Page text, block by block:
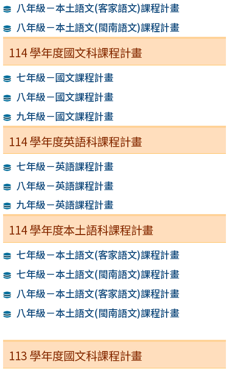
八年級－本土語文(客家語文)課程計畫
八年級－本土語文(閩南語文)課程計畫
114 學年度國文科課程計畫
七年級－國文課程計畫
八年級－國文課程計畫
九年級－國文課程計畫
114 學年度英語科課程計畫
七年級－英語課程計畫
八年級－英語課程計畫
九年級－英語課程計畫
114 學年度本土語科課程計畫
七年級－本土語文(客家語文)課程計畫
七年級－本土語文(閩南語文)課程計畫
八年級－本土語文(客家語文)課程計畫
八年級－本土語文(閩南語文)課程計畫
113 學年度國文科課程計畫